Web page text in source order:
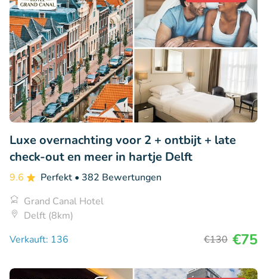
Luxe overnachting voor 2 + ontbijt + late
check-out en meer in hartje Delft
9.6 Perfekt • 382 Bewertungen
Grand Canal Hotel
Delft (8km)
Verkauft: 136
€130 €75